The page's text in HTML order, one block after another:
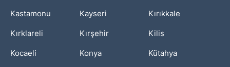
Kastamonu Kayseri Kırıkkale
Kırklareli Kırşehir Kilis
Kocaeli Konya Kütahya